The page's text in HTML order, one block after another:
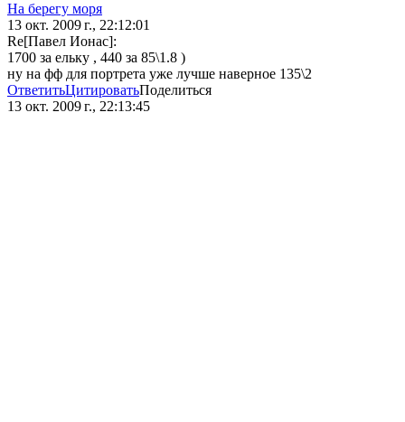
На берегу моря
13 окт. 2009 г., 22:12:01
Re[Павел Ионас]:
1700 за ельку , 440 за 85\1.8 )
ну на фф для портрета уже лучше наверное 135\2
ОтветитьЦитироватьПоделиться
13 окт. 2009 г., 22:13:45